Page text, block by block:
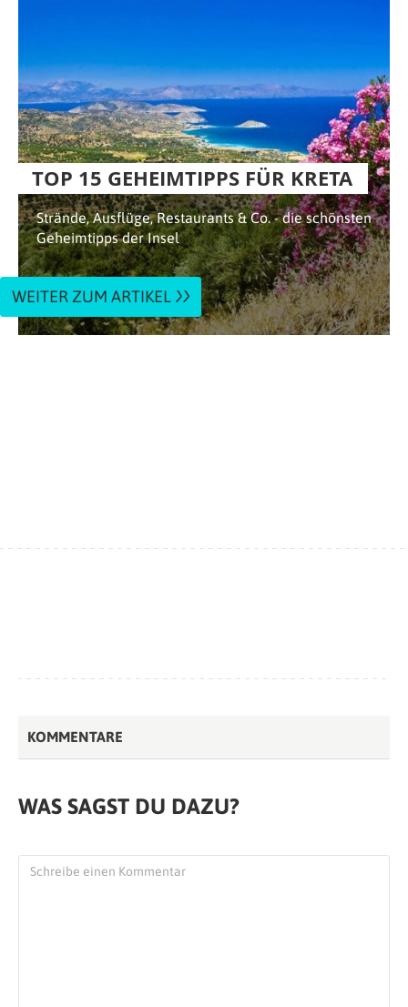
TOP 15 GEHEIMTIPPS FÜR KRETA
Strände, Ausflüge, Restaurants & Co. - die schönsten
Geheimtipps der Insel
WEITER ZUM ARTIKEL
KOMMENTARE
WAS SAGST DU DAZU?